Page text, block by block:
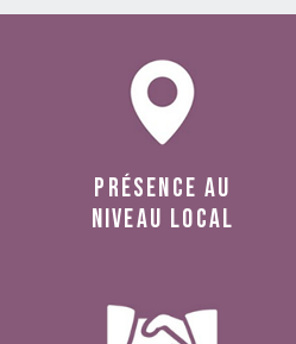
présence au
niveau local